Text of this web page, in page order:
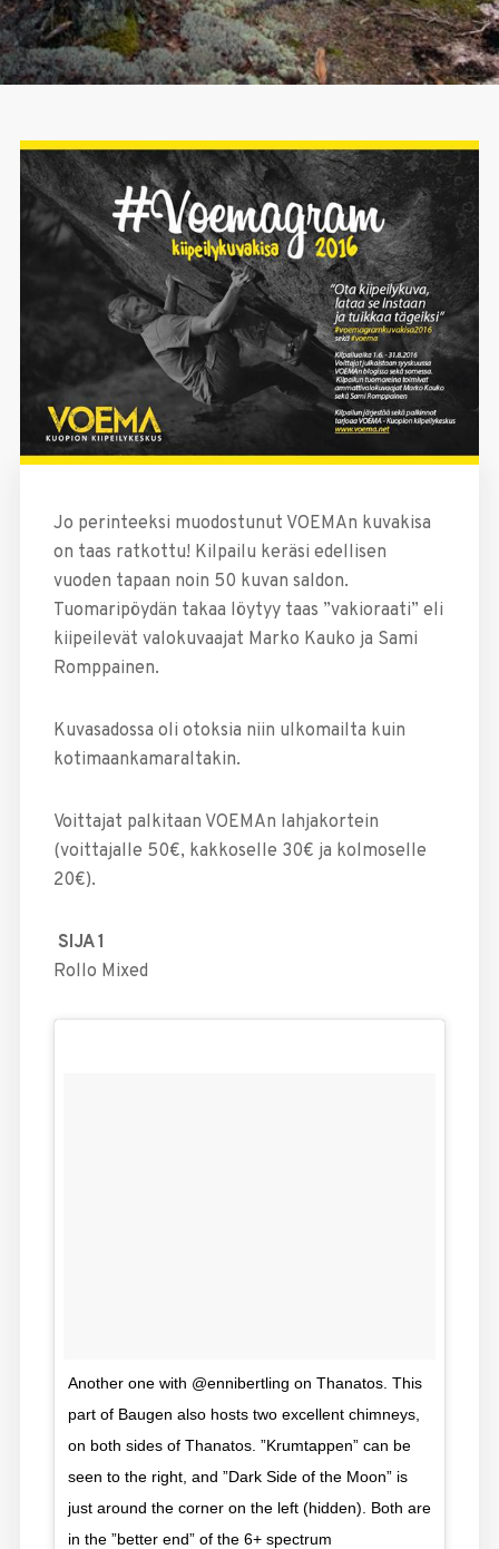
Jo perinteeksi muodostunut VOEMAn kuvakisa
on taas ratkottu! Kilpailu keräsi edellisen
vuoden tapaan noin 50 kuvan saldon.
Tuomaripöydän takaa löytyy taas ”vakioraati” eli
kiipeilevät valokuvaajat Marko Kauko ja Sami
Romppainen.
Kuvasadossa oli otoksia niin ulkomailta kuin
kotimaankamaraltakin.
Voittajat palkitaan VOEMAn lahjakortein
(voittajalle 50€, kakkoselle 30€ ja kolmoselle
20€).
SIJA 1
Rollo Mixed
Another one with @ennibertling on Thanatos. This
part of Baugen also hosts two excellent chimneys,
on both sides of Thanatos. ”Krumtappen” can be
seen to the right, and ”Dark Side of the Moon” is
just around the corner on the left (hidden). Both are
in the ”better end” of the 6+ spectrum